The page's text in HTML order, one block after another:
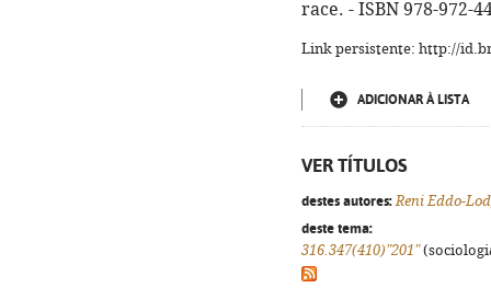
race. - ISBN 978-972-
Link persistente: http://
ADICIONAR À LISTA
VER TÍTULOS
destes autores: Reni Eddo-
deste tema:
316.347(410)"201"